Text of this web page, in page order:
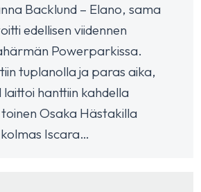
Backlund – Elano, sama
edellisen viidennen
Powerparkissa.
tuplanolla ja paras aika,
laittoi hanttiin kahdella
Osaka Hästakilla
Iscara…